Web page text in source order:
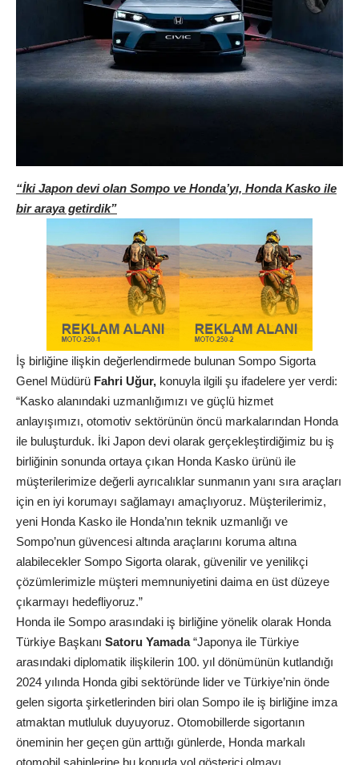
“İki Japon devi olan Sompo ve Honda’yı, Honda Kasko ile
bir araya getirdik”
İş birliğine ilişkin değerlendirmede bulunan Sompo Sigorta
Genel Müdürü Fahri Uğur, konuyla ilgili şu ifadelere yer verdi:
“Kasko alanındaki uzmanlığımızı ve güçlü hizmet
anlayışımızı, otomotiv sektörünün öncü markalarından Honda
ile buluşturduk. İki Japon devi olarak gerçekleştirdiğimiz bu iş
birliğinin sonunda ortaya çıkan Honda Kasko ürünü ile
müşterilerimize değerli ayrıcalıklar sunmanın yanı sıra araçları
için en iyi korumayı sağlamayı amaçlıyoruz. Müşterilerimiz,
yeni Honda Kasko ile Honda’nın teknik uzmanlığı ve
Sompo’nun güvencesi altında araçlarını koruma altına
alabilecekler Sompo Sigorta olarak, güvenilir ve yenilikçi
çözümlerimizle müşteri memnuniyetini daima en üst düzeye
çıkarmayı hedefliyoruz.”
Honda ile Sompo arasındaki iş birliğine yönelik olarak Honda
Türkiye Başkanı Satoru Yamada“Japonya ile Türkiye
arasındaki diplomatik ilişkilerin 100. yıl dönümünün kutlandığı
2024 yılında Honda gibi sektöründe lider ve Türkiye’nin önde
gelen sigorta şirketlerinden biri olan Sompo ile iş birliğine imza
atmaktan mutluluk duyuyoruz. Otomobillerde sigortanın
öneminin her geçen gün arttığı günlerde, Honda markalı
otomobil sahiplerine bu konuda yol gösterici olmayı